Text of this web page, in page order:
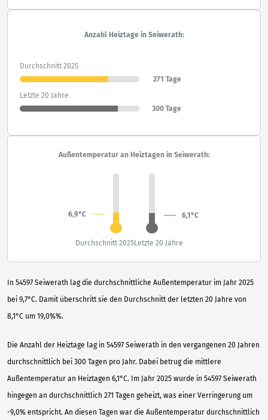
In 54597 Seiwerath lag die durchschnittliche Außentemperatur im Jahr 2025
bei 9,7°C. Damit überschritt sie den Durchschnitt der letzten 20 Jahre von
8,1°C um 19,0%%.
Die Anzahl der Heiztage lag in 54597 Seiwerath in den vergangenen 20 Jahren
durchschnittlich bei 300 Tagen pro Jahr. Dabei betrug die mittlere
Außentemperatur an Heiztagen 6,1°C. Im Jahr 2025 wurde in 54597 Seiwerath
hingegen an durchschnittlich 271 Tagen geheizt, was einer Verringerung um
-9,0% entspricht. An diesen Tagen war die Außentemperatur durchschnittlich
Anzahl Heiztage in Seiwerath:
Durchschnitt 2025
271 Tage
Letzte 20 Jahre
300 Tage
Außentemperatur an Heiztagen in Seiwerath:
6,9°C 6,1°C
Durchschnitt 2025Letzte 20 Jahre